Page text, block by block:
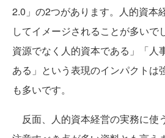
2.0」の2つがあります。人的資本
してイメージされることが多いで
資源でなく人的資本である」「人
ある」という表現のインパクトは
も多いです。
反面、人的資本経営の実務に使